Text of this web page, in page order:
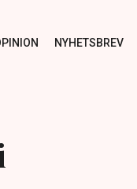
NYHETSBREV